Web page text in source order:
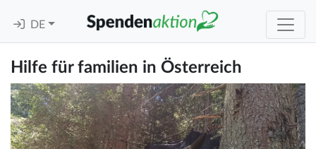
DE
Hilfe für familien in Österreich